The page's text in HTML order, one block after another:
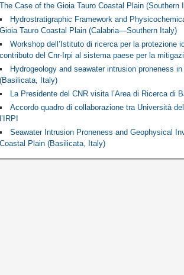
The Case of the Gioia Tauro Coastal Plain (Southern
Hydrostratigraphic Framework and
Gioia Tauro Coastal Plain (Calabria—Southern Italy)
Workshop dell’Istituto di ricerca per la protezione
contributo del Cnr-Irpi al sistema paese per la
Hydrogeology and seawater intrusion proneness
(Basilicata, Italy)
La Presidente del CNR visita l’Area di Ricerca di
Accordo quadro di collaborazione tra Università
l’IRPI
Seawater Intrusion Proneness and Geophysical
Coastal Plain (Basilicata, Italy)